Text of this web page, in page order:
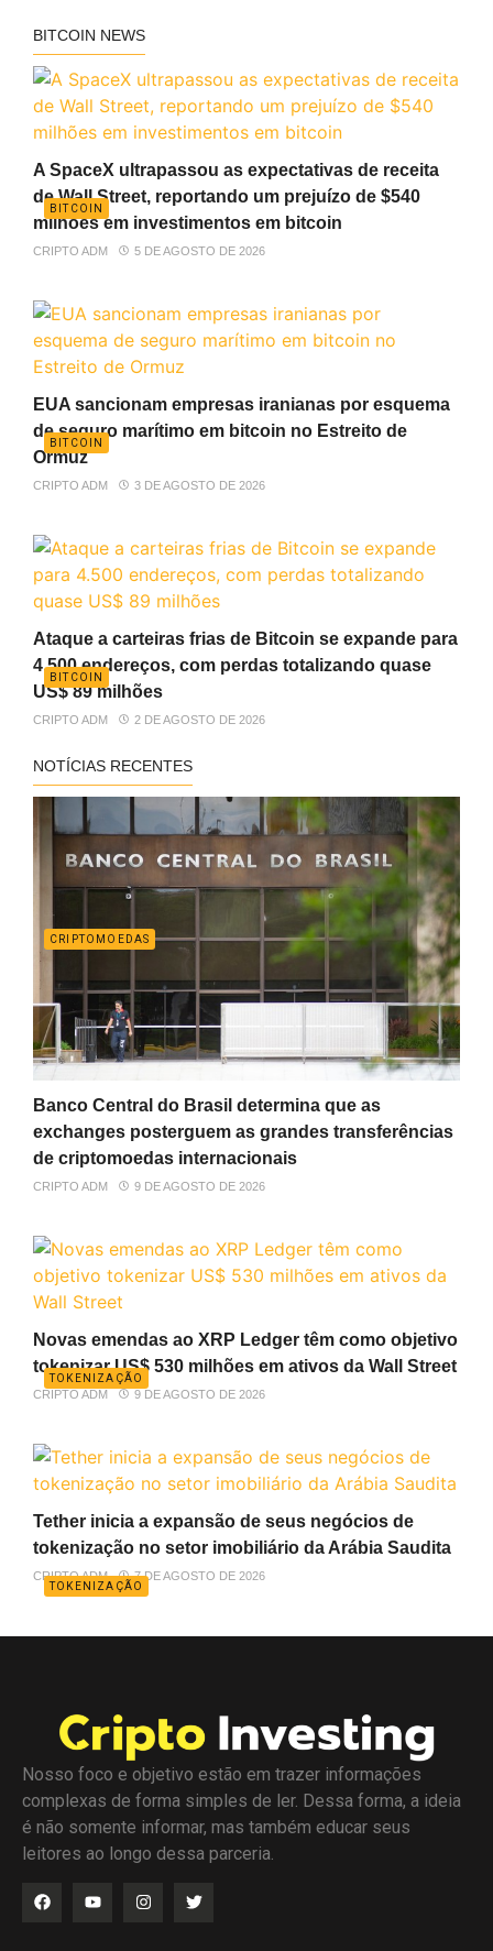
BITCOIN NEWS
BITCOIN
A SpaceX ultrapassou as expectativas de receita
de Wall Street, reportando um prejuízo de $540
milhões em investimentos em bitcoin
CRIPTO ADM 5 DE AGOSTO DE 2026
BITCOIN
EUA sancionam empresas iranianas por esquema
de seguro marítimo em bitcoin no Estreito de
Ormuz
CRIPTO ADM 3 DE AGOSTO DE 2026
BITCOIN
Ataque a carteiras frias de Bitcoin se expande para
4.500 endereços, com perdas totalizando quase
US$ 89 milhões
CRIPTO ADM 2 DE AGOSTO DE 2026
NOTÍCIAS RECENTES
CRIPTOMOEDAS
Banco Central do Brasil determina que as
exchanges posterguem as grandes transferências
de criptomoedas internacionais
CRIPTO ADM 9 DE AGOSTO DE 2026
TOKENIZAÇÃO
Novas emendas ao XRP Ledger têm como objetivo
tokenizar US$ 530 milhões em ativos da Wall Street
CRIPTO ADM 9 DE AGOSTO DE 2026
TOKENIZAÇÃO
Tether inicia a expansão de seus negócios de
tokenização no setor imobiliário da Arábia Saudita
CRIPTO ADM 7 DE AGOSTO DE 2026
Nosso foco e objetivo estão em trazer informações
complexas de forma simples de ler. Dessa forma, a ideia
é não somente informar, mas também educar seus
leitores ao longo dessa parceria.